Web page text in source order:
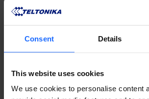
Consent Details
This website uses cookies
We use cookies to personalise content
リモート